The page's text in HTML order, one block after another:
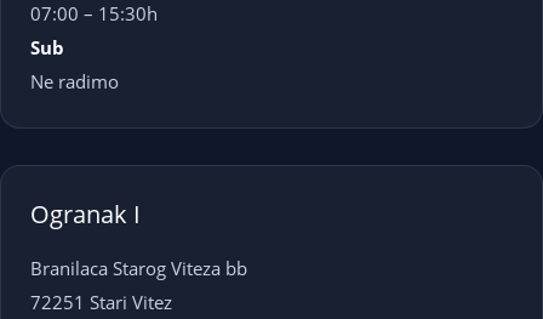
07:00 – 15:30h
Sub
Ne radimo
Ogranak I
Branilaca Starog Viteza bb
72251 Stari Vitez